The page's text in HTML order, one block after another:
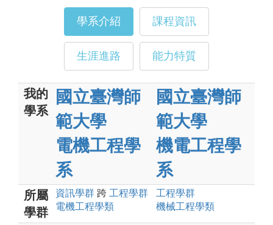
學系介紹 課程資訊
生涯進路 能力特質
我的
學系
國立臺灣師
範大學
電機工程學
系
國立臺灣師
範大學
機電工程學
系
所屬
學群
資訊學群 跨 工程學群
電機工程學類
工程學群
機械工程學類